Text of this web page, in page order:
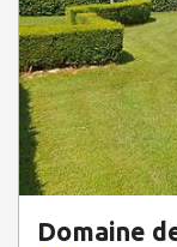
Domaine